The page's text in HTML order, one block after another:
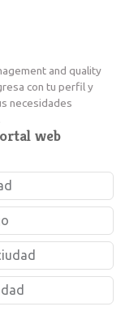
and quality
con tu perfil y
necesidades
web